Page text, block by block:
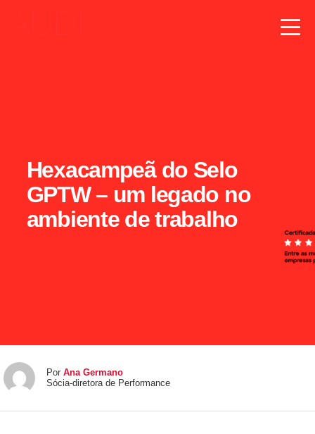
Hexacampeã do Selo
GPTW – um legado no
ambiente de trabalho
Por Ana Germano
Sócia-diretora de Performance